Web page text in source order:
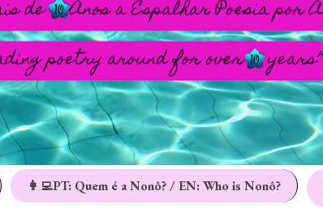
👩‍💻PT: Quem é a Nonô? / EN: Who is Nonô?